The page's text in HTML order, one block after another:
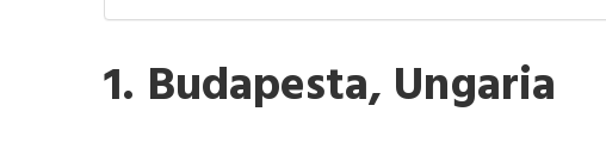
1. Budapesta, Ungaria